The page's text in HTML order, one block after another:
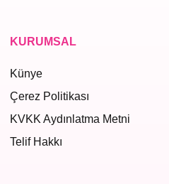
KURUMSAL
Künye
Çerez Politikası
KVKK Aydınlatma Metni
Telif Hakkı